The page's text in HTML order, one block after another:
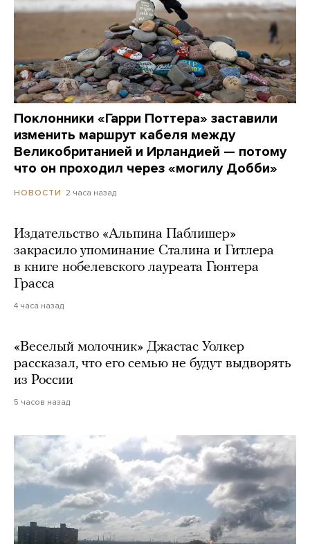
Поклонники «Гарри Поттера» заставили
изменить маршрут кабеля между
Великобританией и Ирландией — потому
что он проходил через «могилу Добби»
НОВОСТИ 2 часа назад
Издательство «Альпина Паблишер»
закрасило упоминание Сталина и Гитлера
в книге нобелевского лауреата Гюнтера
Грасса
4 часа назад
«Веселый молочник» Джастас Уолкер
рассказал, что его семью не будут выдворять
из России
5 часов назад